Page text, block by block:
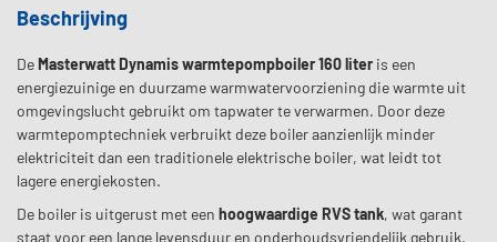
Beschrijving
DeMasterwatt Dynamis warmtepompboiler 160 liter is een
energiezuinige en duurzame warmwatervoorziening die warmte uit
omgevingslucht gebruikt om tapwater te verwarmen. Door deze
warmtepomptechniek verbruikt deze boiler aanzienlijk minder
elektriciteit dan een traditionele elektrische boiler, wat leidt tot
lagere energiekosten.
De boiler is uitgerust met een hoogwaardige RVS tank, wat garant
staat voor een lange levensduur en onderhoudsvriendelijk gebruik.